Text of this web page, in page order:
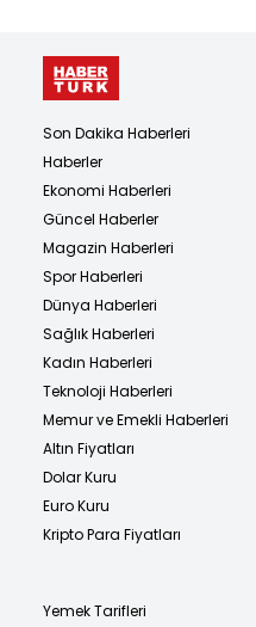
Son Dakika Haberleri
Haberler
Ekonomi Haberleri
Güncel Haberler
Magazin Haberleri
Spor Haberleri
Dünya Haberleri
Sağlık Haberleri
Kadın Haberleri
Teknoloji Haberleri
Memur ve Emekli Haberleri
Altın Fiyatları
Dolar Kuru
Euro Kuru
Kripto Para Fiyatları
Yemek Tarifleri